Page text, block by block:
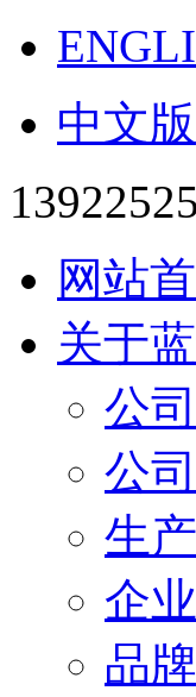
中文版
网站
关于
公
公
生
企
品